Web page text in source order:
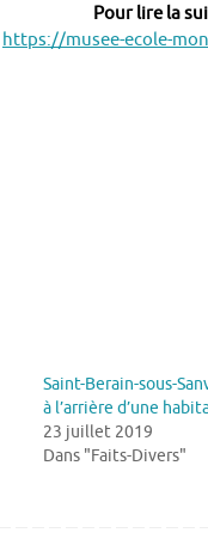
Pour lire la
https://musee-ecole-
Saint-Berain-sous-
à l’arrière d’une
23 juillet 2019
Dans "Faits-Divers"